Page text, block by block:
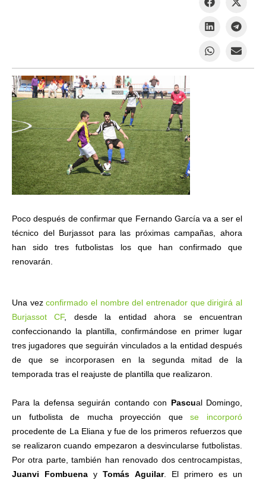
Poco después de confirmar que Fernando García va a ser el
técnico del Burjassot para las próximas campañas, ahora
han sido tres futbolistas los que han confirmado que
renovarán.
Una vezconfirmado el nombre del entrenador que dirigirá al
Burjassot CF, desde la entidad ahora se encuentran
confeccionando la plantilla, confirmándose en primer lugar
tres jugadores que seguirán vinculados a la entidad después
de que se incorporasen en la segunda mitad de la
temporada tras el reajuste de plantilla que realizaron.
Para la defensa seguirán contando con Pascual Domingo,
un futbolista de mucha proyección quese incorporó
procedente de La Eliana y fue de los primeros refuerzos que
se realizaron cuando empezaron a desvincularse futbolistas.
Por otra parte, también han renovado dos centrocampistas,
Juanvi FombuenayTomás Aguilar. El primero es un